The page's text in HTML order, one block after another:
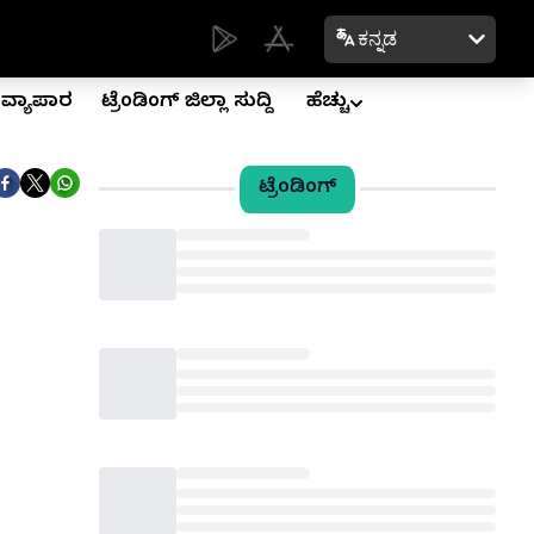
ಕನ್ನಡ
ವ್ಯಾಪಾರ ಟ್ರೆಂಡಿಂಗ್ ಜಿಲ್ಲಾ ಸುದ್ದಿ ಹೆಚ್ಚು
ಟ್ರೆಂಡಿಂಗ್